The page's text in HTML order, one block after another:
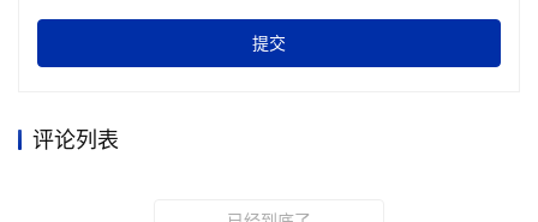
提交
评论列表